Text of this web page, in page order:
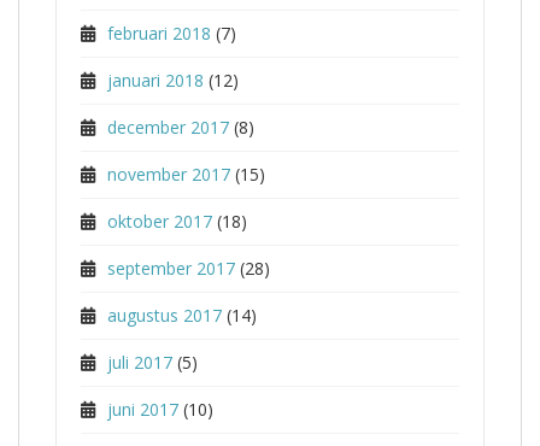
februari 2018 (7)
januari 2018 (12)
december 2017 (8)
november 2017 (15)
oktober 2017 (18)
september 2017 (28)
augustus 2017 (14)
juli 2017 (5)
juni 2017 (10)